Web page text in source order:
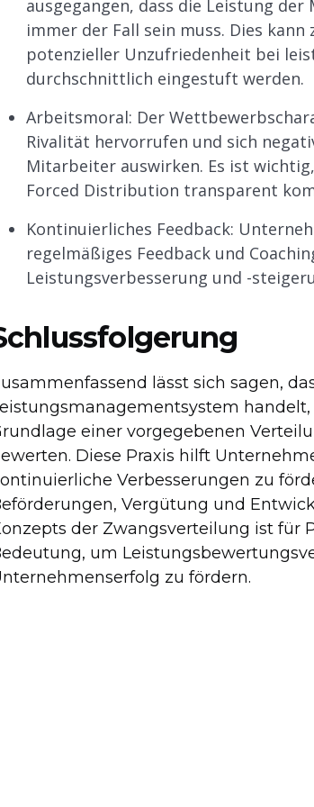
ausgegangen, dass die Leistung
immer der Fall sein muss. Dies
potenzieller Unzufriedenheit bei
durchschnittlich eingestuft werden.
Arbeitsmoral: Der
Rivalität hervorrufen und sich
Mitarbeiter auswirken. Es ist
Forced Distribution transparent
Kontinuierliches Feedback:
regelmäßiges Feedback und
Leistungsverbesserung und -
lässt sich sagen,
einer vorgegebenen
Diese Praxis hilft
Verbesserungen zu
Vergütung und
der Zwangsverteilung ist für
um
zu fördern.